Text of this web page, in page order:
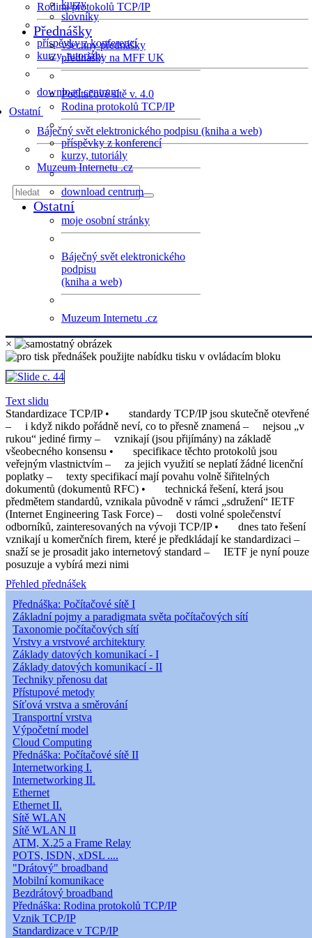
Rodina protokolů TCP/IP
příspěvky z konferencí
kurzy, tutoriály
download centrum
Ostatní
Báječný svět elektronického podpisu (kniha a web)
Muzeum Internetu .cz
kurzy
slovníky
Přednášky
všechny přednášky
přednášky na MFF UK
Počítačové sítě v. 4.0
Rodina protokolů TCP/IP
příspěvky z konferencí
kurzy, tutoriály
download centrum
Ostatní
moje osobní stránky
Báječný svět elektronického
podpisu
(kniha a web)
Muzeum Internetu .cz
×
Text slidu
Standardizace TCP/IP • standardy TCP/IP jsou skutečně otevřené
– i když nikdo pořádně neví, co to přesně znamená – nejsou „v
rukou“ jediné firmy – vznikají (jsou přijímány) na základě
všeobecného konsensu • specifikace těchto protokolů jsou
veřejným vlastnictvím – za jejich využití se neplatí žádné licenční
poplatky – texty specifikací mají povahu volně šiřitelných
dokumentů (dokumentů RFC) • technická řešení, která jsou
předmětem standardů, vznikala původně v rámci „sdružení“ IETF
(Internet Engineering Task Force) – dosti volné společenství
odborníků, zainteresovaných na vývoji TCP/IP • dnes tato řešení
vznikají u komerčních firem, které je předkládají ke standardizaci –
snaží se je prosadit jako internetový standard – IETF je nyní pouze
posuzuje a vybírá mezi nimi
Přehled přednášek
Přednáška: Počítačové sítě I
Základní pojmy a paradigmata světa počítačových sítí
Taxonomie počítačových sítí
Vrstvy a vrstvové architektury
Základy datových komunikací - I
Základy datových komunikací - II
Techniky přenosu dat
Přístupové metody
Síťová vrstva a směrování
Transportní vrstva
Výpočetní model
Cloud Computing
Přednáška: Počítačové sítě II
Internetworking I.
Internetworking II.
Ethernet
Ethernet II.
Sítě WLAN
Sítě WLAN II
ATM, X.25 a Frame Relay
POTS, ISDN, xDSL ....
"Drátový" broadband
Mobilní komunikace
Bezdrátový broadband
Přednáška: Rodina protokolů TCP/IP
Vznik TCP/IP
Standardizace v TCP/IP